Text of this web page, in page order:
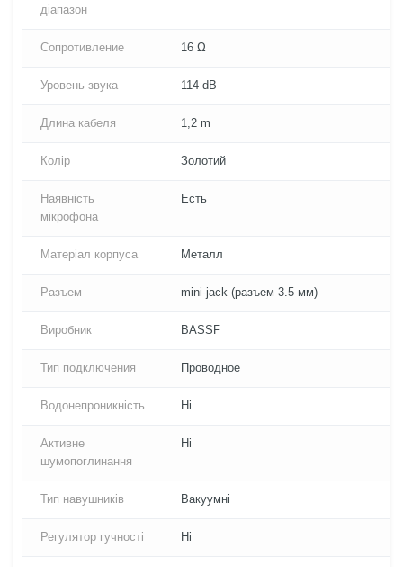
діапазон
Сопротивление 16 Ω
Уровень звука 114 dB
Длина кабеля 1,2 m
Колір Золотий
Наявність
мікрофона
Есть
Матеріал корпуса Металл
Разъем mini-jack (разъем 3.5 мм)
Виробник BASSF
Тип подключения Проводное
Водонепроникність Ні
Активне
шумопоглинання
Ні
Тип навушників Вакуумні
Регулятор гучності Ні